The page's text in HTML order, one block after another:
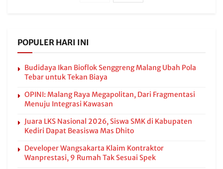
POPULER HARI INI
Budidaya Ikan Bioflok Senggreng Malang Ubah Pola
Tebar untuk Tekan Biaya
OPINI: Malang Raya Megapolitan, Dari Fragmentasi
Menuju Integrasi Kawasan
Juara LKS Nasional 2026, Siswa SMK di Kabupaten
Kediri Dapat Beasiswa Mas Dhito
Developer Wangsakarta Klaim Kontraktor
Wanprestasi, 9 Rumah Tak Sesuai Spek